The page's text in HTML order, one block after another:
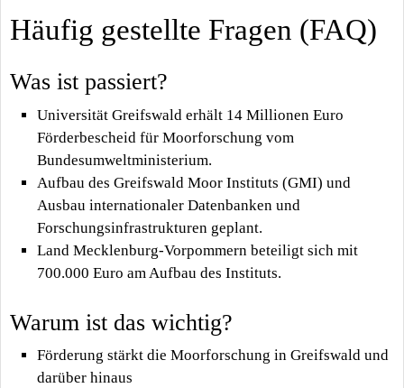
Häufig gestellte Fragen (FAQ)
Was ist passiert?
Universität Greifswald erhält 14 Millionen Euro
Förderbescheid für Moorforschung vom
Bundesumweltministerium.
Aufbau des Greifswald Moor Instituts (GMI) und
Ausbau internationaler Datenbanken und
Forschungsinfrastrukturen geplant.
Land Mecklenburg-Vorpommern beteiligt sich mit
700.000 Euro am Aufbau des Instituts.
Warum ist das wichtig?
Förderung stärkt die Moorforschung in Greifswald und
darüber hinaus